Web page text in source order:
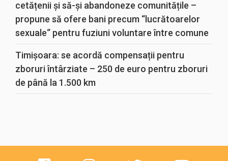
cetățenii și să-și abandoneze comunitățile –
propune să ofere bani precum “lucrătoarelor
sexuale“ pentru fuziuni voluntare între comune
Timișoara: se acordă compensații pentru
zboruri întârziate – 250 de euro pentru zboruri
de până la 1.500 km